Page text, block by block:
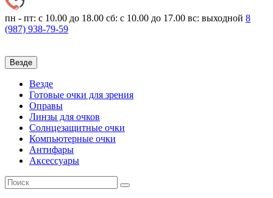
пн - пт: с 10.00 до 18.00 сб: с 10.00 до 17.00 вс: выходной 8
(987) 938-79-59
Везде
Везде
Готовые очки для зрения
Оправы
Линзы для очков
Солнцезащитные очки
Компьютерные очки
Антифары
Аксессуары